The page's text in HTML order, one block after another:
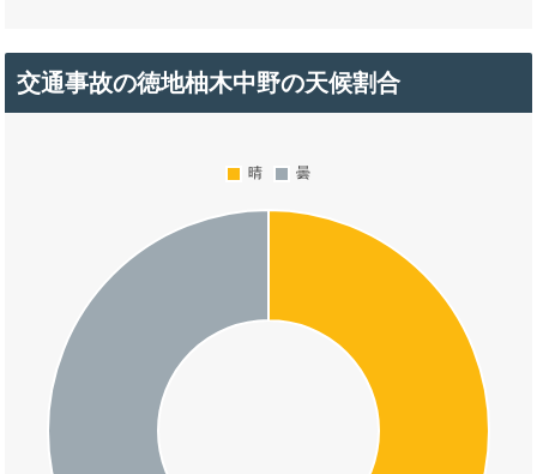
交通事故の徳地柚木中野の天候割合